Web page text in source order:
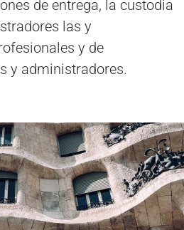
de entrega, la custodia
las y
y de
y administradores.